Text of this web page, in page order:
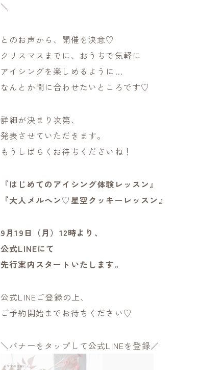
＼
とのお声から、開催を決意♡
クリスマスまでに、おうちで気軽に
アイシングを楽しめるように…
なんとか間に合わせたいところです♡
詳細が決まり次第、
発表させていただきます。
もうしばらくお待ちくださいね！
『はじめてのアイシング体験レッスン』
『大人メルヘン♡星空クッキーレッスン』
9月19日（月）12時より、
公式LINEにて
先行案内スタートいたします。
公式LINEご登録の上、
ご予約開始までお待ちください♡
＼バナーをタップして公式LINEを登録／